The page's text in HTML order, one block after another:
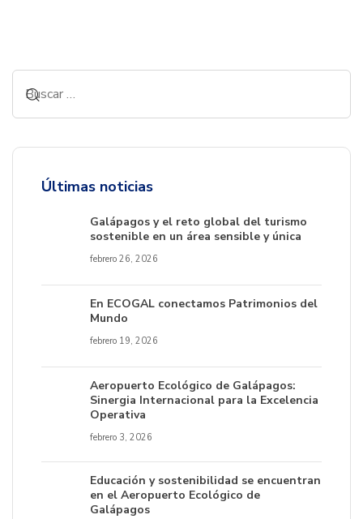
Últimas noticias
Galápagos y el reto global del turismo
sostenible en un área sensible y única
febrero 26, 2026
En ECOGAL conectamos Patrimonios del
Mundo
febrero 19, 2026
Aeropuerto Ecológico de Galápagos:
Sinergia Internacional para la Excelencia
Operativa
febrero 3, 2026
Educación y sostenibilidad se encuentran
en el Aeropuerto Ecológico de
Galápagos